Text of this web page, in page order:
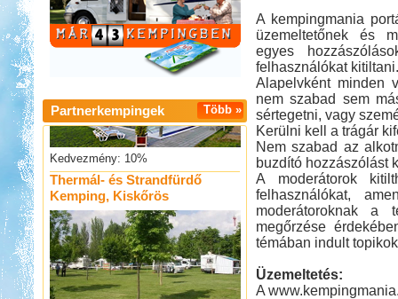
Több »
Partnerkempingek
Sárkány Wellness és
Gyógyfürdő Kemping
Kedvezmény: 10%
Thermál- és Strandfürdő
Kemping, Kiskőrös
Kedvezmény: 10-15%
A kempingmania
üzemeltetőnek és
egyes
felhasználókat kitiltani.
Alapelvként minden
nem szabad sem
sértegetni, vagy
Kerülni kell a trágár
Nem szabad az
buzdító hozzászólást
A moderátorok
felhasználókat,
moderátoroknak a
megőrzése
témában indult
Üzemeltetés:
A